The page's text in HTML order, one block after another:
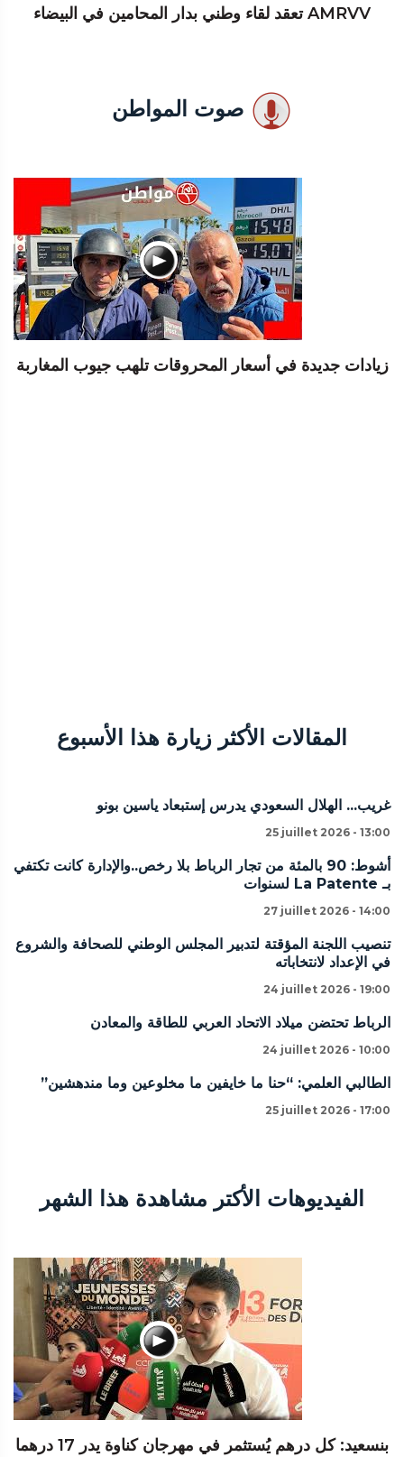
AMRVV تعقد لقاء وطني بدار المحامين في البيضاء
صوت المواطن
زيادات جديدة في أسعار المحروقات تلهب جيوب المغاربة
المقالات الأكثر زيارة هذا الأسبوع
غريب... الهلال السعودي يدرس إستبعاد ياسين بونو
25 juillet 2026 - 13:00
أشوط: 90 بالمئة من تجار الرباط بلا رخص..والإدارة كانت تكتفي
بـ La Patente لسنوات
27 juillet 2026 - 14:00
تنصيب اللجنة المؤقتة لتدبير المجلس الوطني للصحافة والشروع
في الإعداد لانتخاباته
24 juillet 2026 - 19:00
الرباط تحتضن ميلاد الاتحاد العربي للطاقة والمعادن
24 juillet 2026 - 10:00
الطالبي العلمي: “حنا ما خايفين ما مخلوعين وما مندهشين”
25 juillet 2026 - 17:00
الفيديوهات الأكتر مشاهدة هذا الشهر
بنسعيد: كل درهم يُستثمر في مهرجان كناوة يدر 17 درهما